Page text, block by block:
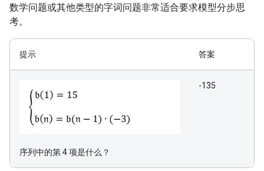
数学问题或其他类型的字词问题非常适合要求模型分步思
考。
提示 答案
序列中的第 4 项是什么？
-135